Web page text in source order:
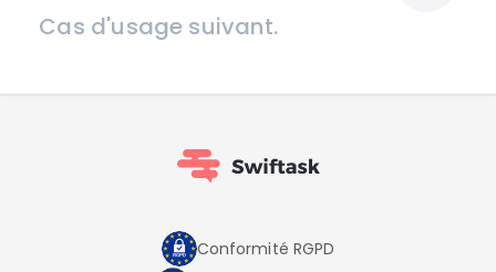
Cas d'usage suivant.
Conformité RGPD